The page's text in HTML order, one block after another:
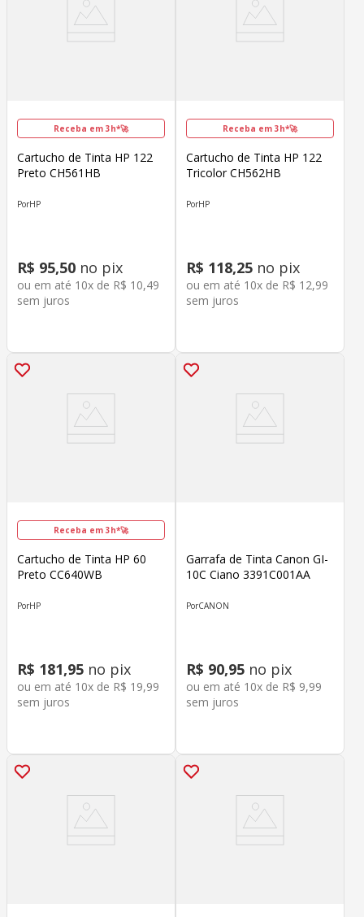
Receba em 3h*🚀
Cartucho de Tinta HP 122
Preto CH561HB
HP
R$ 95,50 no pix
ou em até 10x de R$ 10,49
sem juros
Receba em 3h*🚀
Cartucho de Tinta HP 122
Tricolor CH562HB
HP
R$ 118,25 no pix
ou em até 10x de R$ 12,99
sem juros
Receba em 3h*🚀
Cartucho de Tinta HP 60
Preto CC640WB
HP
R$ 181,95 no pix
ou em até 10x de R$ 19,99
sem juros
Garrafa de Tinta Canon GI-
10C Ciano 3391C001AA
CANON
R$ 90,95 no pix
ou em até 10x de R$ 9,99
sem juros